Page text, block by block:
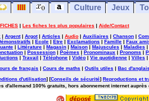
Culture Jeux
| Les fiches les plus populaires | Aide/Contact
| Argent| Argot| Articles | Audio | Auxiliaires | Chanson |
| Ecole | Etre | Exclamations | Famille | Faux
| Littérature | Magasin | Maison | Majuscules | Maladies |
| Possession | Poèmes | Pronominaux | Pronoms |
| Travail | Téléphone | Vidéo | Vie quotidienne | Villes |
de français | Cours de maths | Outils utiles | Bac d'anglais
d'utilisation] [Conseils de sécurité] Reproductions et
d'allemand 100% gratuits, hors abonnement internet auprès